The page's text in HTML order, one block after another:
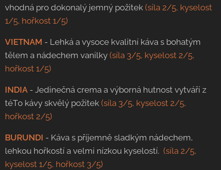
vhodná pro dokonalý jemný požitek (síla 2/5, kyselost
1/5, hořkost 1/5)
VIETNAM - Lehká a vysoce kvalitní káva s bohatým
tělem a nádechem vanilky (síla 3/5, kyselost 2/5,
hořkost 1/5)
INDIA - Jedinečná crema a výborná hutnost vytváří z
téTo kávy skvělý požitek (síla 3/5, kyselost 2/5,
hořkost 2/5)
BURUNDI - Káva s příjemně sladkým nádechem,
lehkou hořkostí a velmi nízkou kyselostí. (síla 2/5,
kyselost 1/5, hořkost 3/5)